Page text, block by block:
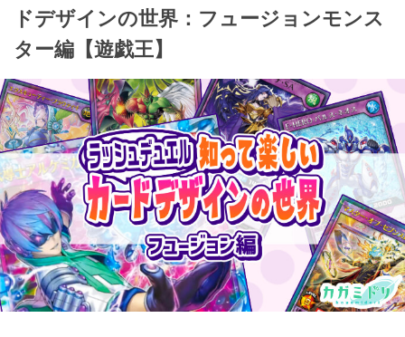
ドデザインの世界：フュージョンモンス
ター編【遊戯王】